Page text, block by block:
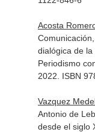
Acosta
dialógica de la
Periodismo
2022. ISBN
Vazquez
Antonio de
desde el siglo